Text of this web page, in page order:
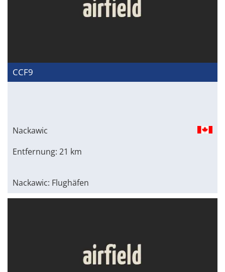
CCF9
Nackawic
Entfernung: 21 km
Nackawic: Flughäfen